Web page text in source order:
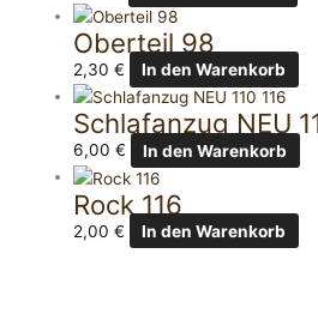
Oberteil 98
2,30€ In den Warenkorb
Schlafanzug NEU
6,00€ In den Warenkorb
Rock 116
2,00€ In den Warenkorb